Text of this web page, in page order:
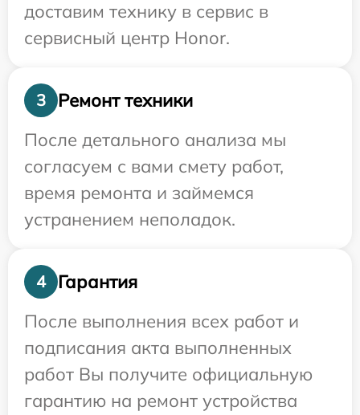
доставим технику в сервис в
сервисный центр Honor.
3
Ремонт техники
После детального анализа мы
согласуем с вами смету работ,
время ремонта и займемся
устранением неполадок.
4
Гарантия
После выполнения всех работ и
подписания акта выполненных
работ Вы получите официальную
гарантию на ремонт устройства